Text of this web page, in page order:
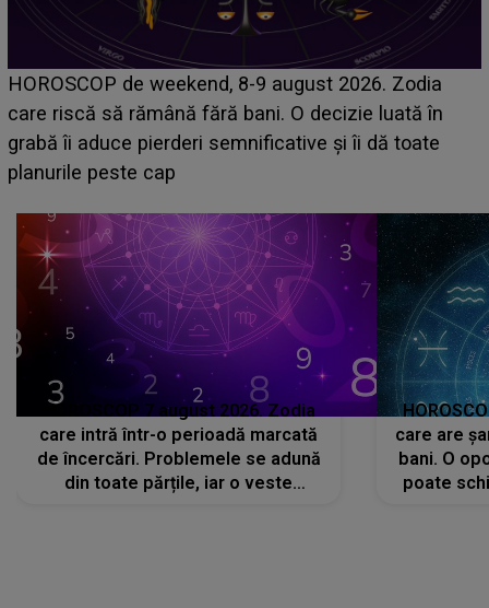
Emanuel a ținut ACEST DETALIU ASCUNS până
acum! În fața Alexandrei, concurentul din Casa Iubirii
face o MĂRTURISIRE NEAȘTEPTATĂ despre mama
sa: "I-am spus și ei în față, eu nu te iubesc pentru
HOROSCOP 7 august 2026. Zodia
care intră într-o perioadă marcată
de încercări. Problemele se adună
din toate părțile, iar o veste
care are
bani. O
poate